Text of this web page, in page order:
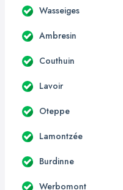
Wasseiges
Ambresin
Couthuin
Lavoir
Oteppe
Lamontzée
Burdinne
Werbomont